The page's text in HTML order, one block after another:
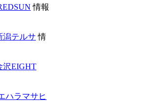
情報
潟テルサ 情
沢EIGHT
ハラマサヒ